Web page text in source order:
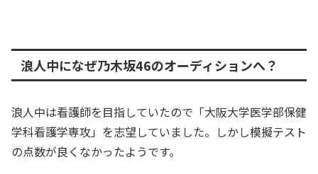
浪人中になぜ乃木坂46のオーディションへ？
浪人中は看護師を目指していたので「大阪大学医学部保健
学科看護学専攻」を志望していました。しかし模擬テスト
の点数が良くなかったようです。